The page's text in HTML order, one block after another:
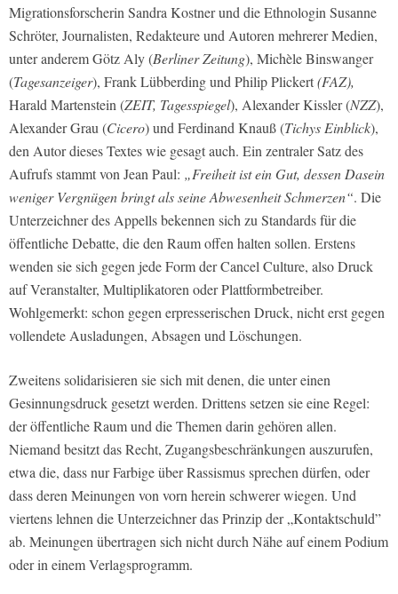
Migrationsforscherin Sandra Kostner und die Ethnologin Susanne
Schröter, Journalisten, Redakteure und Autoren mehrerer Medien,
unter anderem Götz Aly (Berliner Zeitung), Michèle Binswanger
(Tagesanzeiger), Frank Lübberding und Philip Plickert(FAZ),
Harald Martenstein (ZEIT, Tagesspiegel), Alexander Kissler (NZZ),
Alexander Grau (Cicero) und Ferdinand Knauß (Tichys Einblick),
den Autor dieses Textes wie gesagt auch. Ein zentraler Satz des
Aufrufs stammt von Jean Paul: „Freiheit ist ein Gut, dessen Dasein
weniger Vergnügen bringt als seine Abwesenheit Schmerzen“. Die
Unterzeichner des Appells bekennen sich zu Standards für die
öffentliche Debatte, die den Raum offen halten sollen. Erstens
wenden sie sich gegen jede Form der Cancel Culture, also Druck
auf Veranstalter, Multiplikatoren oder Plattformbetreiber.
Wohlgemerkt: schon gegen erpresserischen Druck, nicht erst gegen
vollendete Ausladungen, Absagen und Löschungen.
Zweitens solidarisieren sie sich mit denen, die unter einen
Gesinnungsdruck gesetzt werden. Drittens setzen sie eine Regel:
der öffentliche Raum und die Themen darin gehören allen.
Niemand besitzt das Recht, Zugangsbeschränkungen auszurufen,
etwa die, dass nur Farbige über Rassismus sprechen dürfen, oder
dass deren Meinungen von vorn herein schwerer wiegen. Und
viertens lehnen die Unterzeichner das Prinzip der „Kontaktschuld”
ab. Meinungen übertragen sich nicht durch Nähe auf einem Podium
oder in einem Verlagsprogramm.